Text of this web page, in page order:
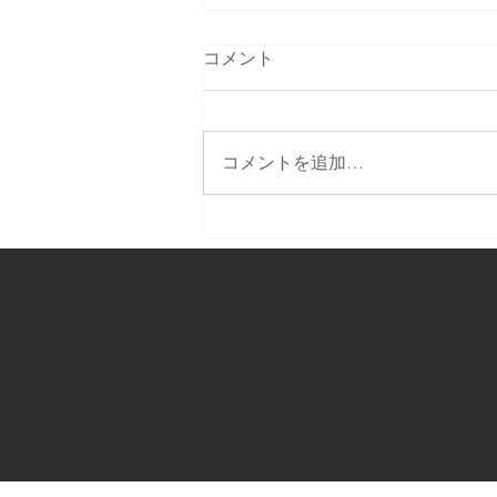
テレビで生中継します
コメント
コメントを追加…